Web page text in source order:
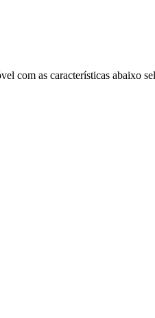
com as características abaixo